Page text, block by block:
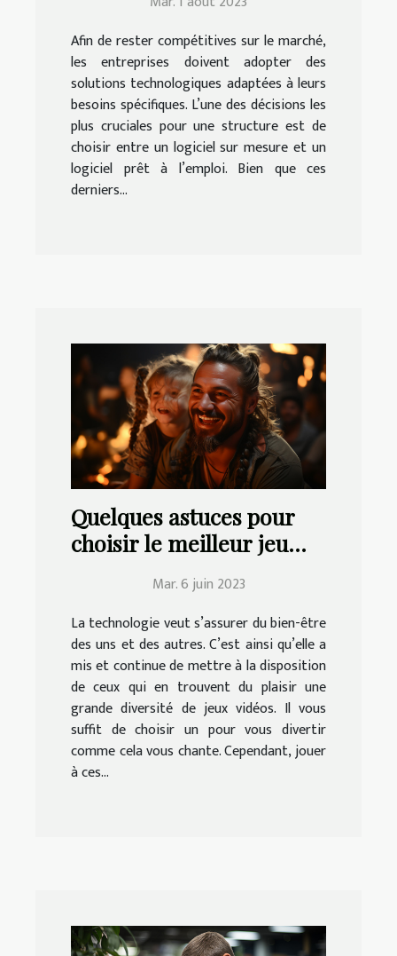
Afin de rester compétitives sur le marché,
les entreprises doivent adopter des
solutions technologiques adaptées à leurs
besoins spécifiques. L’une des décisions les
plus cruciales pour une structure est de
choisir entre un logiciel sur mesure et un
logiciel prêt à l’emploi. Bien que ces
derniers...
Quelques astuces pour
choisir le meilleur jeu
Mar. 6 juin 2023
La technologie veut s’assurer du bien-être
des uns et des autres. C’est ainsi qu’elle a
mis et continue de mettre à la disposition
de ceux qui en trouvent du plaisir une
grande diversité de jeux vidéos. Il vous
suffit de choisir un pour vous divertir
comme cela vous chante. Cependant, jouer
à ces...